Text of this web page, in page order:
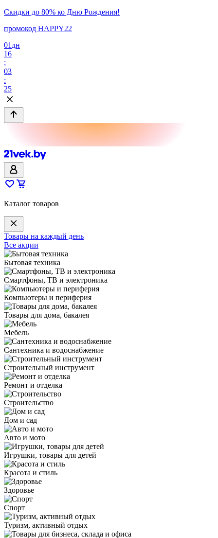
Скидки до 80% ко Дню Рождения!
промокод HAPPY22
01 дн
16
:
03
:
25
Каталог товаров
Товары на каждый день
Все акции
Бытовая техника
Смартфоны, ТВ и электроника
Компьютеры и периферия
Товары для дома, бакалея
Мебель
Сантехника и водоснабжение
Строительный инструмент
Ремонт и отделка
Строительство
Дом и сад
Авто и мото
Игрушки, товары для детей
Красота и стиль
Здоровье
Спорт
Туризм, активный отдых